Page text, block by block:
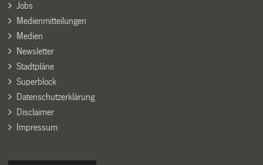
Jobs
Medienmitteilungen
Medien
Newsletter
Stadtpläne
Superblock
Datenschutzerklärung
Disclaimer
Impressum